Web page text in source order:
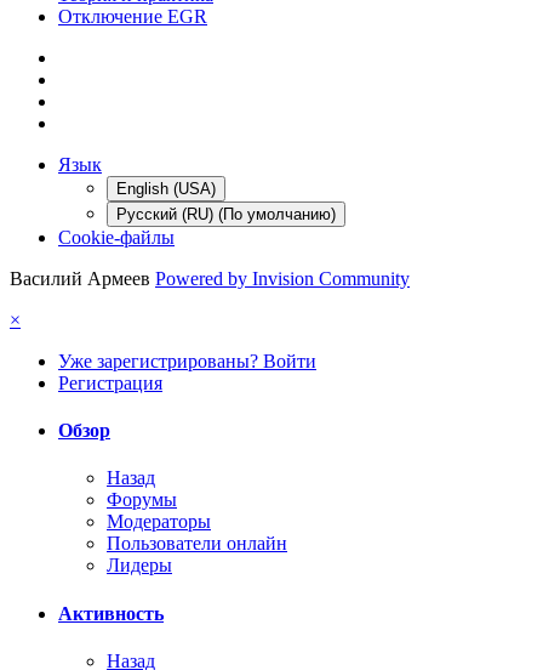
Отключение EGR
Язык
English (USA)
Русский (RU) (По умолчанию)
Cookie-файлы
Василий Армеев Powered by Invision Community
×
Уже зарегистрированы? Войти
Регистрация
Обзор
Назад
Форумы
Модераторы
Пользователи онлайн
Лидеры
Активность
Назад